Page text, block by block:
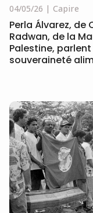
04/05/26 Capire
Perla Álvarez, de
Radwan, de la
Palestine,
souveraineté